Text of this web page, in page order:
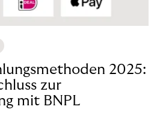
2025:
zur
mit BNPL